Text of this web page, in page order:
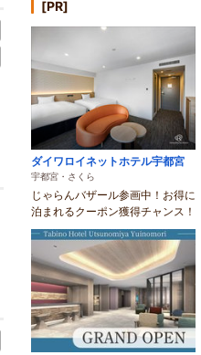
[PR]
ダイワロイネットホテル宇都宮
宇都宮・さくら
じゃらんバザール参画中！お得に
泊まれるクーポン獲得チャンス！